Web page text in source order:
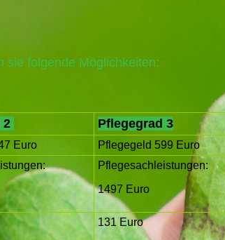
sie folgende Möglichkeiten:
2 Pflegegrad 3
Euro Pflegegeld 599 Euro
Pflegesachleistungen:
1497 Euro
131 Euro